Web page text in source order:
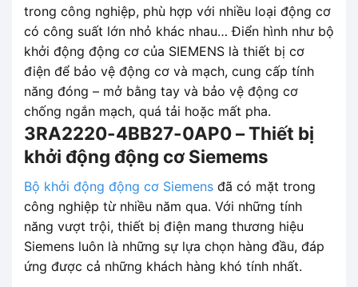
trong công nghiệp, phù hợp với nhiều loại động cơ
có công suất lớn nhỏ khác nhau… Điển hình như bộ
khởi động động cơ của SIEMENS là thiết bị cơ
điện để bảo vệ động cơ và mạch, cung cấp tính
năng đóng – mở bằng tay và bảo vệ động cơ
chống ngắn mạch, quá tải hoặc mất pha.
3RA2220-4BB27-0AP0 – Thiết bị
khởi động động cơ Siemems
Bộ khởi động động cơ Siemens đã có mặt trong
công nghiệp từ nhiều năm qua. Với những tính
năng vượt trội, thiết bị điện mang thương hiệu
Siemens luôn là những sự lựa chọn hàng đầu, đáp
ứng được cả những khách hàng khó tính nhất.